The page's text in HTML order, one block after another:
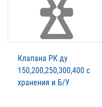
Клапана РК ду
150,200,250,300,400 с
хранения и Б/У